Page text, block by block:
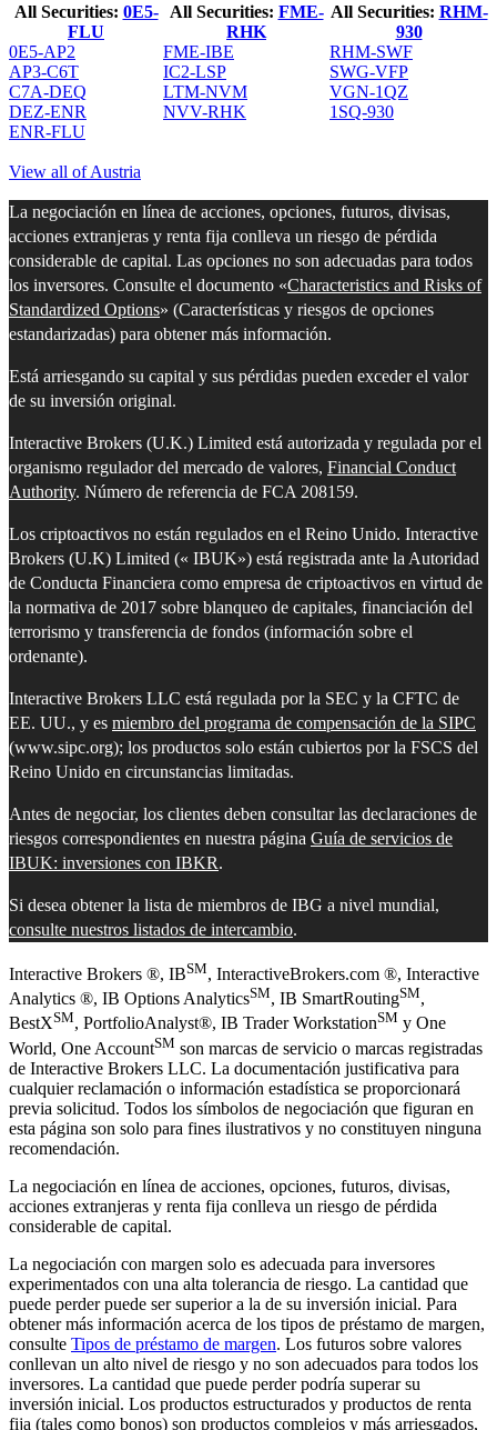
All Securities: 0E5-
FLU
All Securities: FME-
RHK
All Securities: RHM-
930
0E5-AP2
FME-IBE
RHM-SWF
AP3-C6T
IC2-LSP
SWG-VFP
C7A-DEQ
LTM-NVM
VGN-1QZ
DEZ-ENR
NVV-RHK
1SQ-930
ENR-FLU
View all of Austria
La negociación en línea de acciones, opciones, futuros, divisas,
acciones extranjeras y renta fija conlleva un riesgo de pérdida
considerable de capital. Las opciones no son adecuadas para todos
los inversores. Consulte el documento «Characteristics and Risks of
Standardized Options» (Características y riesgos de opciones
estandarizadas) para obtener más información.
Está arriesgando su capital y sus pérdidas pueden exceder el valor
de su inversión original.
Interactive Brokers (U.K.) Limited está autorizada y regulada por el
organismo regulador del mercado de valores, Financial Conduct
Authority. Número de referencia de FCA 208159.
Los criptoactivos no están regulados en el Reino Unido. Interactive
Brokers (U.K) Limited (« IBUK») está registrada ante la Autoridad
de Conducta Financiera como empresa de criptoactivos en virtud de
la normativa de 2017 sobre blanqueo de capitales, financiación del
terrorismo y transferencia de fondos (información sobre el
ordenante).
Interactive Brokers LLC está regulada por la SEC y la CFTC de
EE. UU., y es miembro del programa de compensación de la SIPC
(www.sipc.org); los productos solo están cubiertos por la FSCS del
Reino Unido en circunstancias limitadas.
Antes de negociar, los clientes deben consultar las declaraciones de
riesgos correspondientes en nuestra página Guía de servicios de
IBUK: inversiones con IBKR.
Si desea obtener la lista de miembros de IBG a nivel mundial,
consulte nuestros listados de intercambio.
Interactive Brokers ®, IBSM, InteractiveBrokers.com ®, Interactive
Analytics ®, IB Options AnalyticsSM, IB SmartRoutingSM,
BestXSM, PortfolioAnalyst®, IB Trader WorkstationSM y One
World, One AccountSM son marcas de servicio o marcas registradas
de Interactive Brokers LLC. La documentación justificativa para
cualquier reclamación o información estadística se proporcionará
previa solicitud. Todos los símbolos de negociación que figuran en
esta página son solo para fines ilustrativos y no constituyen ninguna
recomendación.
La negociación en línea de acciones, opciones, futuros, divisas,
acciones extranjeras y renta fija conlleva un riesgo de pérdida
considerable de capital.
La negociación con margen solo es adecuada para inversores
experimentados con una alta tolerancia de riesgo. La cantidad que
puede perder puede ser superior a la de su inversión inicial. Para
obtener más información acerca de los tipos de préstamo de margen,
consulte Tipos de préstamo de margen. Los futuros sobre valores
conllevan un alto nivel de riesgo y no son adecuados para todos los
inversores. La cantidad que puede perder podría superar su
inversión inicial. Los productos estructurados y productos de renta
fija (tales como bonos) son productos complejos y más arriesgados,